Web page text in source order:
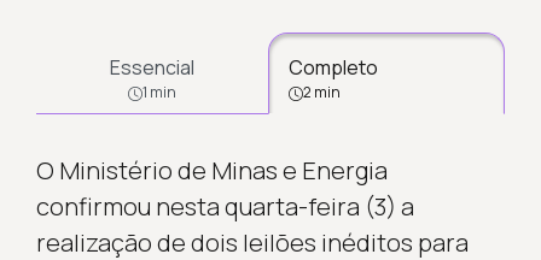
Essencial
1 min
Completo
2 min
O Ministério de Minas e Energia
confirmou nesta quarta-feira (3) a
realização de dois leilões inéditos para